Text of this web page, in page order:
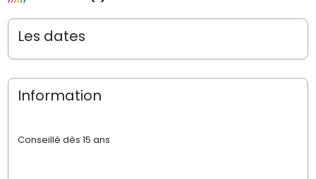
Les dates
Information
Conseillé dès 15 ans